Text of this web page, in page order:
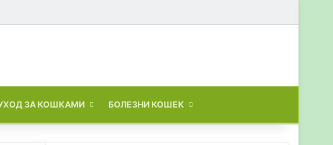
ЗА КОШКАМИ БОЛЕЗНИ КОШЕК